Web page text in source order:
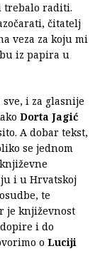
trebalo raditi.
čitatelj
veza za koju mi
iz papira u
i za glasnije
Dorta Jagić
A dobar tekst,
se jednom
i u Hrvatskoj
te
je književnost
i do
o Luciji